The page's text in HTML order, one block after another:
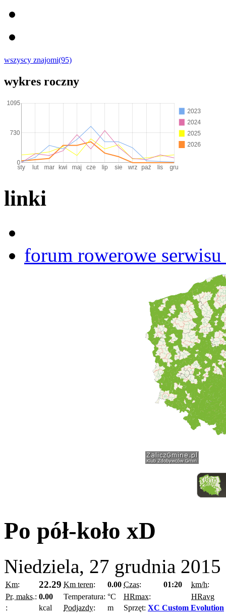
wszyscy znajomi(95)
wykres roczny
linki
forum rowerowe
Po pół-koło xD
Niedziela, 27 grudnia 2015
Km: 22.29 Km teren: 0.00 Czas: 01:20
km/h:
Pr. maks.: 0.00 Temperatura: °C HRmax:
HRavg
:
kcal Podjazdy: m Sprzęt: XC Custom Evolution